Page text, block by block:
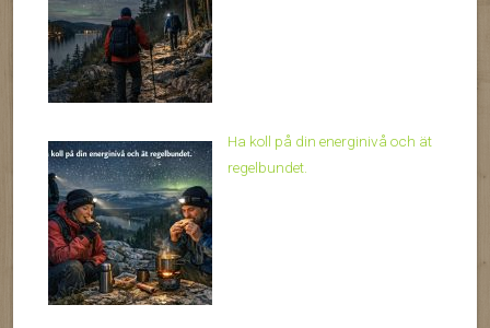
Ha koll på din energinivå och ät
regelbundet.